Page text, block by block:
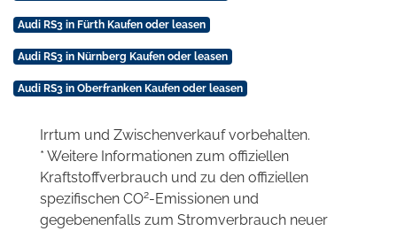
Audi RS3 in Fürth Kaufen oder leasen
Audi RS3 in Nürnberg Kaufen oder leasen
Audi RS3 in Oberfranken Kaufen oder leasen
Irrtum und Zwischenverkauf vorbehalten.
* Weitere Informationen zum offiziellen
Kraftstoffverbrauch und zu den offiziellen
spezifischen CO2-Emissionen und
gegebenenfalls zum Stromverbrauch neuer